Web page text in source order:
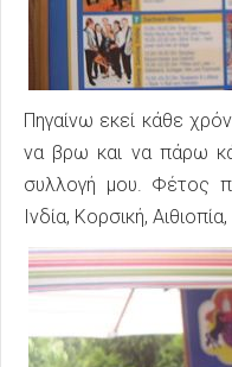
Πηγαίνω εκεί κάθε
να βρω και να πάρω
συλλογή μου. Φέτος
Ινδία, Κορσική,